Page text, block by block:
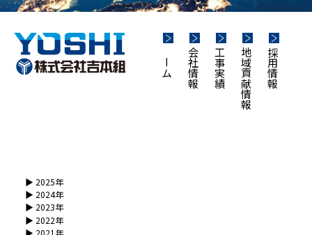
採用情報
地域貢献情報
工事実績
会社情報
ホーム
▶︎ 2025年
▶︎ 2024年
▶︎ 2023年
▶︎ 2022年
▶︎ 2021年